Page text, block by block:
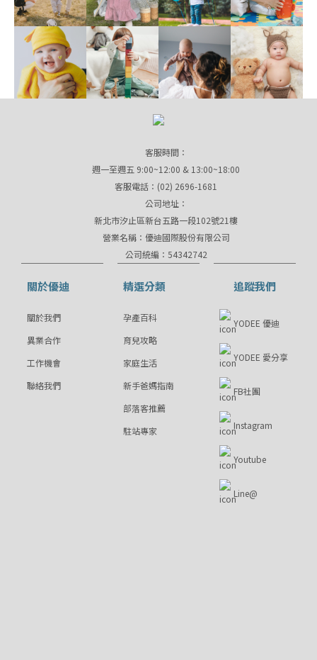
客服時間：
週一至週五 9:00~12:00 & 13:00~18:00
客服電話：(02) 2696-1681
公司地址：
新北市汐止區新台五路一段102號21樓
營業名稱：優迪國際股份有限公司
公司統編：54342742
關於優迪
關於我們
異業合作
工作機會
聯絡我們
精選分類
孕產百科
育兒攻略
家庭生活
新手爸媽指南
部落客推薦
駐站專家
追蹤我們
YODEE 優迪
YODEE 愛分享
FB社團
Instagram
Youtube
Line@